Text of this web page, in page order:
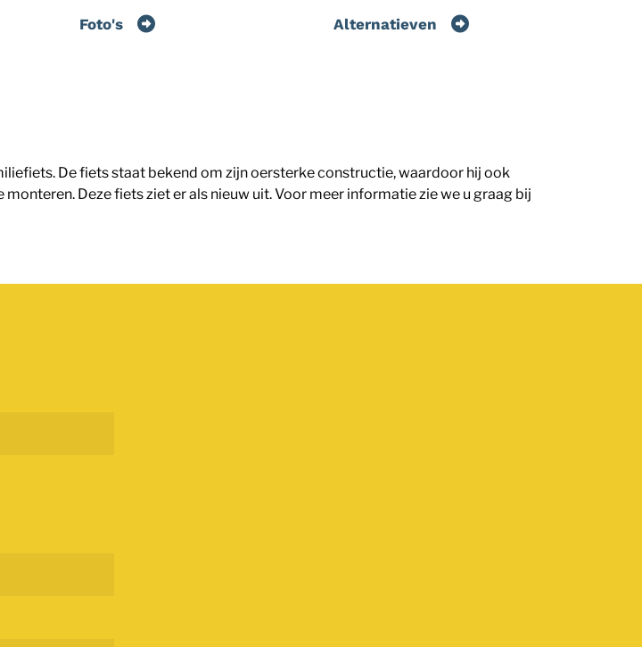
Foto's Alternatieven
De fiets staat bekend om zijn oersterke constructie, waardoor hij ook
Deze fiets ziet er als nieuw uit. Voor meer informatie zie we u graag bij